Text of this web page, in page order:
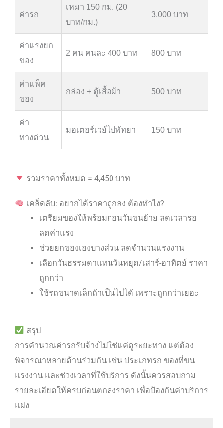
ค่ารถ
เหมา 150 กม. (20
บาท/กม.)
3,000 บาท
ค่าแรงยก
ของ
2 คน คนละ 400 บาท 800 บาท
ค่าแพ็ค
ของ
กล่อง + ตู้เสื้อผ้า 500 บาท
ค่า
ทางด่วน
มอเตอร์เวย์ไปพัทยา 150 บาท
รวมราคาทั้งหมด = 4,450 บาท
เคล็ดลับ: อยากได้ราคาถูกลง ต้องทำไง?
เตรียมของให้พร้อมก่อนวันขนย้าย ลดเวลารอ
ลดค่าแรง
ช่วยยกของเองบางส่วน ลดจำนวนแรงงาน
เลือกวันธรรมดาแทนวันหยุด/เสาร์-อาทิตย์ ราคา
ถูกกว่า
ใช้รถขนาดเล็กถ้าเป็นไปได้ เพราะถูกกว่าเยอะ
สรุป
การคำนวณค่ารถรับจ้างไม่ใช่แค่ดูระยะทาง แต่ต้อง
พิจารณาหลายด้านร่วมกัน เช่น ประเภทรถ ของที่ขน
แรงงาน และช่วงเวลาที่ใช้บริการ ดังนั้นควรสอบถาม
รายละเอียดให้ครบก่อนตกลงราคา เพื่อป้องกันค่าบริการ
แฝง